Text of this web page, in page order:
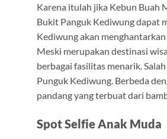
Karena itulah jika Kebun Buah
Bukit Panguk Kediwung dapat
Kediwung akan
Meski merupakan destinasi
berbagai fasilitas menarik.
Punguk Kediwung. Berbeda
pandang yang terbuat dari
Spot Selfie Anak Muda